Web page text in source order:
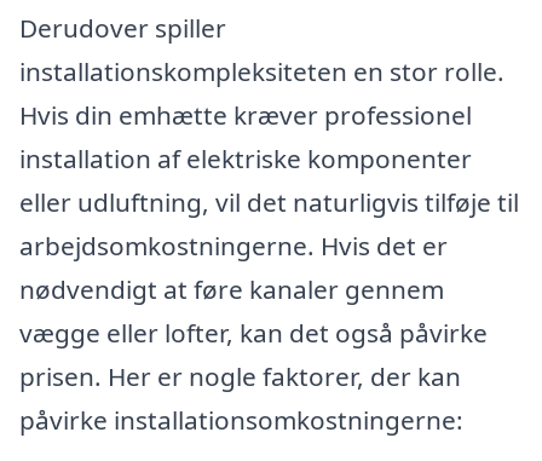
Derudover spiller
installationskompleksiteten en stor rolle.
Hvis din emhætte kræver professionel
installation af elektriske komponenter
eller udluftning, vil det naturligvis tilføje til
arbejdsomkostningerne. Hvis det er
nødvendigt at føre kanaler gennem
vægge eller lofter, kan det også påvirke
prisen. Her er nogle faktorer, der kan
påvirke installationsomkostningerne: